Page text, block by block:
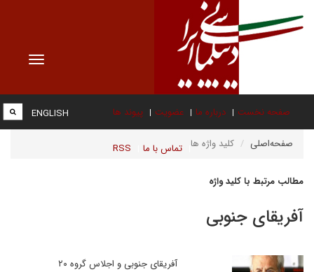
Toggle
صفحه نخست درباره ما عضویت پیوند ها
تماس با ما RSS
ENGLISH
صفحه‌اصلی کلید واژه ها
مطالب مرتبط با کلید واژه
آفریقای جنوبی
آفریقای جنوبی و اجلاس گروه ۲۰